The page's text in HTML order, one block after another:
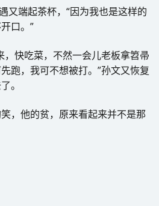
又端起茶杯，“因为我也是这样的
口。”
，快吃菜，不然一会儿老板拿笤帚
跑，我可不想被打。”孙文又恢复
。
，他的贫，原来看起来并不是那